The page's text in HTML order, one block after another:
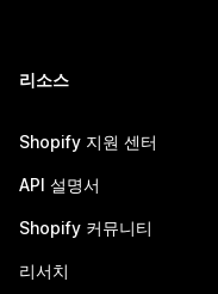
리소스
Shopify 지원 센터
API 설명서
Shopify 커뮤니티
리서치